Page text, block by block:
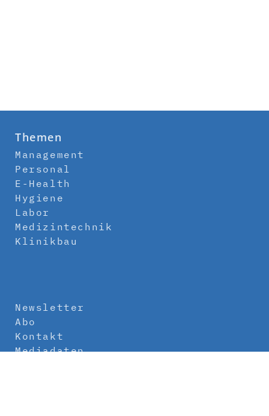
Themen
Management
Personal
E-Health
Hygiene
Labor
Medizintechnik
Klinikbau
Newsletter
Abo
Kontakt
Mediadaten